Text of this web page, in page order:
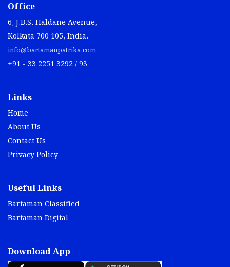
Office
6, J.B.S. Haldane Avenue,
Kolkata 700 105, India.
info@bartamanpatrika.com
+91 - 33 2251 3292 / 93
Links
Home
About Us
Contact Us
Privacy Policy
Useful Links
Bartaman Classified
Bartaman Digital
Download App